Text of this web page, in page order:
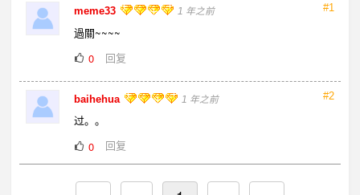
#1
meme33 1 年之前
過關~~~~
0
回复
#2
baihehua 1 年之前
过。。
0
回复